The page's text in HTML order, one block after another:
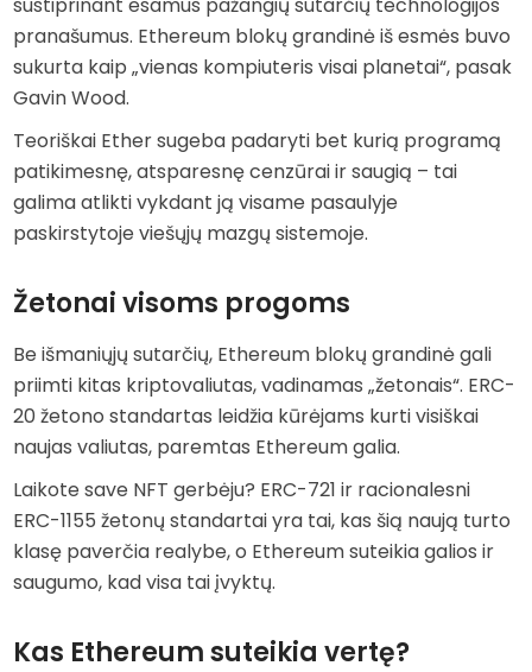
pranašumus. Ethereum blokų grandinė iš esmės buvo
sukurta kaip „vienas kompiuteris visai planetai“, pasak
Gavin Wood.
Teoriškai Ether sugeba padaryti bet kurią programą
patikimesnę, atsparesnę cenzūrai ir saugią – tai
galima atlikti vykdant ją visame pasaulyje
paskirstytoje viešųjų mazgų sistemoje.
Žetonai visoms progoms
Be išmaniųjų sutarčių, Ethereum blokų grandinė gali
priimti kitas kriptovaliutas, vadinamas „žetonais“. ERC-
20 žetono standartas leidžia kūrėjams kurti visiškai
naujas valiutas, paremtas Ethereum galia.
Laikote save NFT gerbėju? ERC-721 ir racionalesni
ERC-1155 žetonų standartai yra tai, kas šią naują turto
klasę paverčia realybe, o Ethereum suteikia galios ir
saugumo, kad visa tai įvyktų.
Kas Ethereum suteikia vertę?